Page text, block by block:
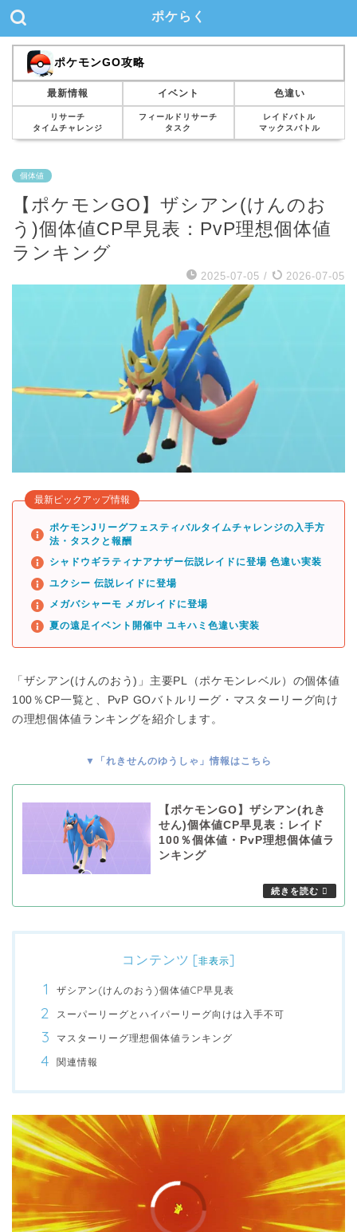
ポケらく
ポケモンGO攻略
最新情報 イベント 色違い
リサーチ
タイムチャレンジ
フィールドリサーチ
タスク
レイドバトル
マックスバトル
個体値
【ポケモンGO】ザシアン(けんのお
う)個体値CP早見表：PvP理想個体値
ランキング
2025-07-05 / 2026-07-05
最新ピックアップ情報
ポケモンJリーグフェスティバルタイムチャレンジの入手方
法・タスクと報酬
シャドウギラティナアナザー伝説レイドに登場 色違い実装
ユクシー 伝説レイドに登場
メガバシャーモ メガレイドに登場
夏の遠足イベント開催中 ユキハミ色違い実装
「ザシアン(けんのおう)」主要PL（ポケモンレベル）の個体値
100％CP一覧と、PvP GOバトルリーグ・マスターリーグ向け
の理想個体値ランキングを紹介します。
▼「れきせんのゆうしゃ」情報はこちら
【ポケモンGO】ザシアン(れき
せん)個体値CP早見表：レイド
100％個体値・PvP理想個体値ラ
ンキング
コンテンツ [非表示]
ザシアン(けんのおう)個体値CP早見表
スーパーリーグとハイパーリーグ向けは入手不可
マスターリーグ理想個体値ランキング
関連情報